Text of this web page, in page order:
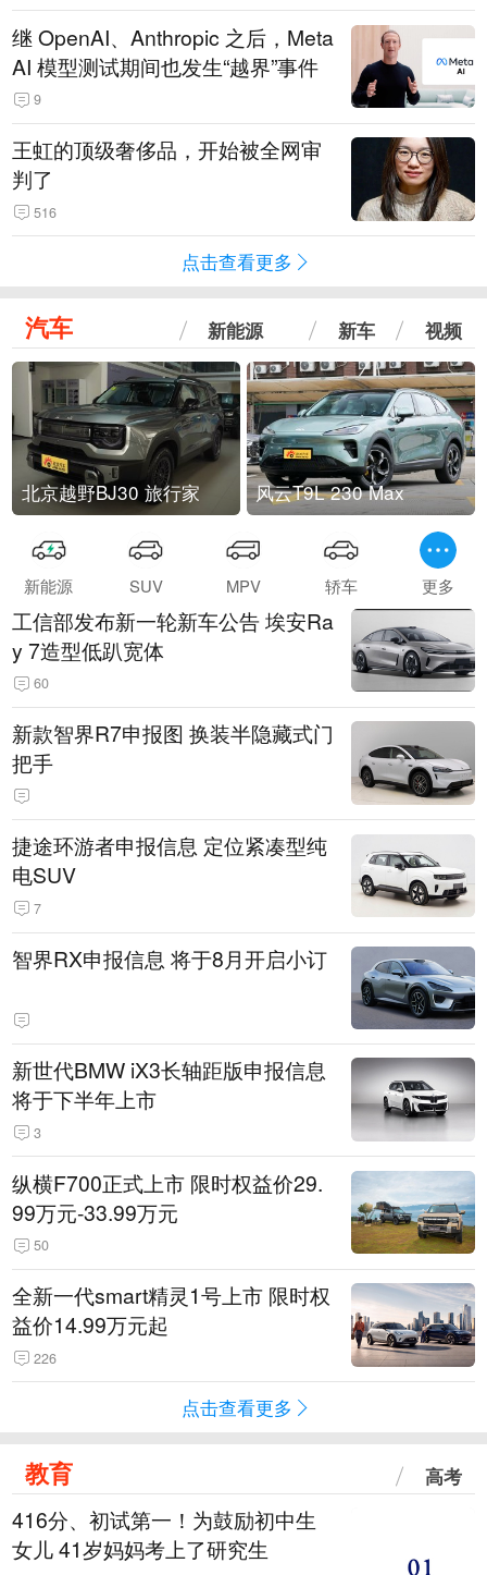
继 OpenAI、Anthropic 之后，Meta
AI 模型测试期间也发生“越界”事件
9
王虹的顶级奢侈品，开始被全网审
判了
516
点击查看更多
汽车 新能源 新车 视频
北京越野BJ30 旅行家 风云T9L 230 Max
新能源 SUV MPV 轿车 更多
工信部发布新一轮新车公告 埃安Ra
y 7造型低趴宽体
60
新款智界R7申报图 换装半隐藏式门
把手
捷途环游者申报信息 定位紧凑型纯
电SUV
7
智界RX申报信息 将于8月开启小订
新世代BMW iX3长轴距版申报信息
将于下半年上市
3
纵横F700正式上市 限时权益价29.
99万元-33.99万元
50
全新一代smart精灵1号上市 限时权
益价14.99万元起
226
点击查看更多
教育 高考
416分、初试第一！为鼓励初中生
女儿 41岁妈妈考上了研究生